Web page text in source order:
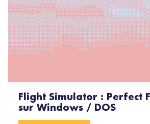
Flight Simulator : Perfect
sur Windows / DOS